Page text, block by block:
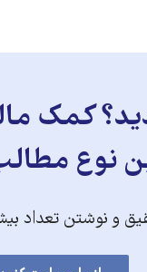
کمک
نوع
و نوشتن تعداد